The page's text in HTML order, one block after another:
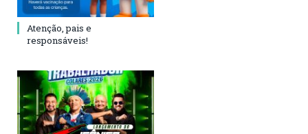
Atenção, pais e
responsáveis!